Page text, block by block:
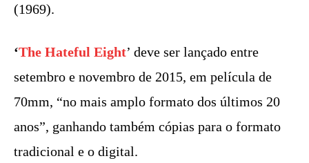
(1969).
‘The Hateful Eight’ deve ser lançado entre
setembro e novembro de 2015, em película de
70mm, “no mais amplo formato dos últimos 20
anos”, ganhando também cópias para o formato
tradicional e o digital.